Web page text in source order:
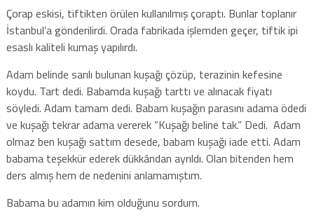
Çorap eskisi, tiftikten örülen kullanılmış çoraptı. Bunlar toplanır
İstanbul’a gönderilirdi. Orada fabrikada işlemden geçer, tiftik ipi
esaslı kaliteli kumaş yapılırdı.
Adam belinde sarılı bulunan kuşağı çözüp, terazinin kefesine
koydu. Tart dedi. Babamda kuşağı tarttı ve alınacak fiyatı
söyledi. Adam tamam dedi. Babam kuşağın parasını adama ödedi
ve kuşağı tekrar adama vererek “Kuşağı beline tak.” Dedi. Adam
olmaz ben kuşağı sattım desede, babam kuşağı iade etti. Adam
babama teşekkür ederek dükkândan ayrıldı. Olan bitenden hem
ders almış hem de nedenini anlamamıştım.
Babama bu adamın kim olduğunu sordum.